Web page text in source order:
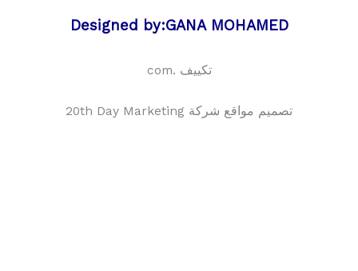
Designed by:GANA MOHAMED
تكييف .com
تصميم مواقع شركة 20th Day Marketing